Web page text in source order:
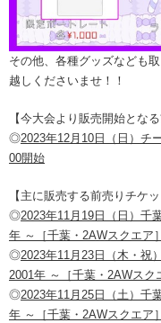
その他、各種グッズなども
越しくださいませ！！
【今大会より販売開始とな
◎2023年12月10日（日）チ
00開始
【主に販売する前売りチケッ
◎2023年11月19日（日）
年 ～［千葉・2AWスクエア
◎2023年11月23日（木・祝
2001年 ～［千葉・2AWス
◎2023年11月25日（土）
年 ～［千葉・2AWスクエア